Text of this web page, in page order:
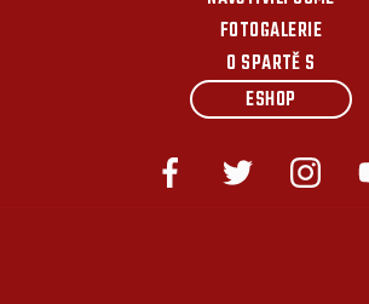
FOTOGALERIE
O SPARTĚ S
ESHOP